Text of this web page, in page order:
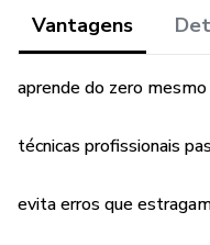
como cobrar e atender
serviço, para você
Vantagens
aprende do zero
técnicas profissionais
evita erros que